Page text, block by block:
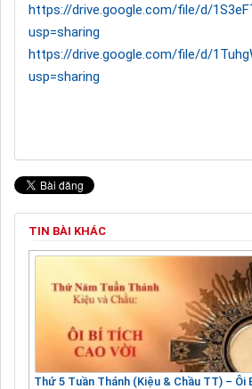
https://drive.google.com/file/d/
usp=sharing
https://drive.google.com/file/d/
usp=sharing
TIN BÀI KHÁC
Thứ 5 Tuần Thánh (Kiệu & Chầu TT) –